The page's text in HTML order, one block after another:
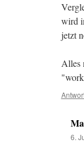
wird
jetzt
Alles
6.